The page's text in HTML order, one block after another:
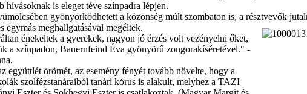
hívásoknak is eleget téve színpadra lépjen.
gyönyörködhetett a közönség múlt szombaton is, a résztvevők
egymás meghallgatásával megéltek.
énekeltek a gyerekek, nagyon jó érzés volt vezényelni őket,
a színpadon, Bauernfeind Éva gyönyörű zongorakíséretével." -
együttlét örömét, az esemény fényét tovább növelte, hogy a
szolfézstanáraiból tanári kórus is alakult, melyhez a TAZI